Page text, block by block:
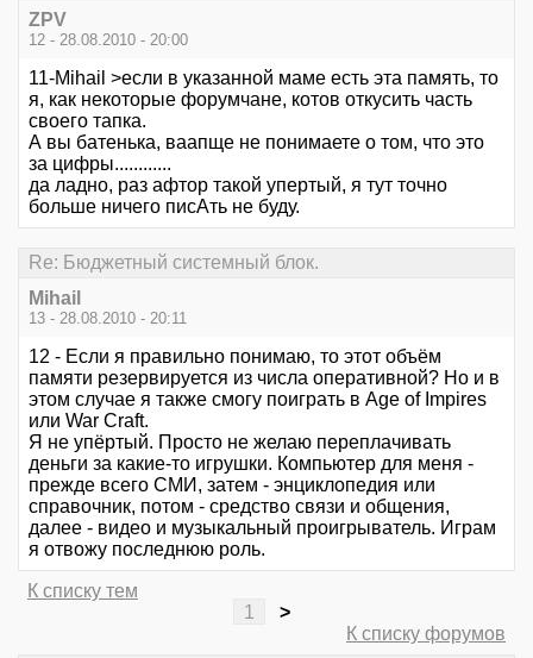
ZPV
12 - 28.08.2010 - 20:00
11-Mihail >если в указанной маме есть эта память, то
я, как некоторые форумчане, котов откусить часть
своего тапка.
А вы батенька, ваапще не понимаете о том, что это
за цифры............
да ладно, раз афтор такой упертый, я тут точно
больше ничего писАть не буду.
Re: Бюджетный системный блок.
Mihail
13 - 28.08.2010 - 20:11
12 - Если я правильно понимаю, то этот объём
памяти резервируется из числа оперативной? Но и в
этом случае я также смогу поиграть в Age of Impires
или War Craft.
Я не упёртый. Просто не желаю переплачивать
деньги за какие-то игрушки. Компьютер для меня -
прежде всего СМИ, затем - энциклопедия или
справочник, потом - средство связи и общения,
далее - видео и музыкальный проигрыватель. Играм
я отвожу последнюю роль.
К списку тем
1
>
К списку форумов